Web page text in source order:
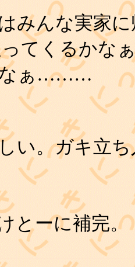
みんな実家
てくるかな
なぁ………
い。ガキ立
とーに補完。